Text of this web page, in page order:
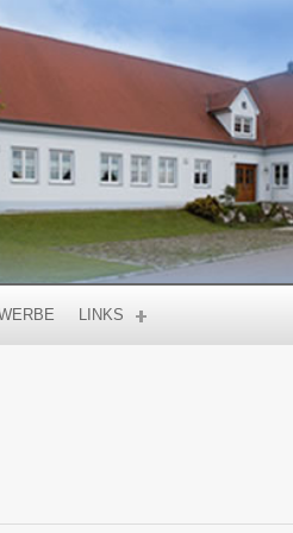
LINKS